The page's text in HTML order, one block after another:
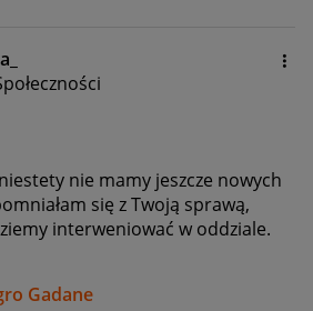
niestety nie mamy jeszcze nowych
się z Twoją sprawą,
interweniować w oddziale.
Gadane